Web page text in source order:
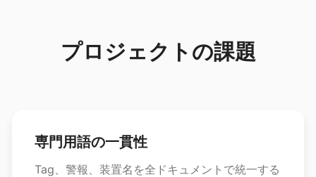
プロジェクトの課題
専門用語の一貫性
Tag、警報、装置名を全ドキュメントで統一する